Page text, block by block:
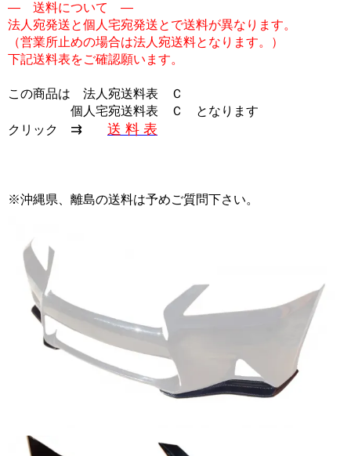
― 送料について ―
法人宛発送と個人宅宛発送とで送料が異なります。
（営業所止めの場合は法人宛送料となります。）
下記送料表をご確認願います。
この商品は 法人宛送料表 Ｃ
個人宅宛送料表 Ｃ
となります
クリック ⇉ 送 料 表
※沖縄県、離島の送料は予めご質問下さい。